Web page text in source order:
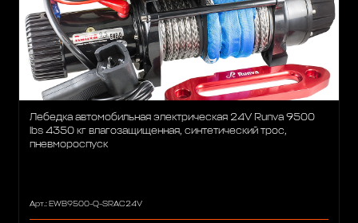
Лебедка автомобильная электрическая 24V Runva 9500
lbs 4350 кг влагозащищенная, синтетический трос,
пневмороспуск
Арт.: EWB9500-Q-SRAC24V